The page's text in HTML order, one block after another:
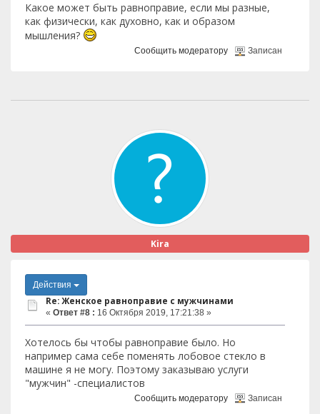
Какое может быть равноправие, если мы разные,
как физически, как духовно, как и образом
мышления?
Сообщить модератору Записан
Kira
Действия
Re: Женское равноправие с мужчинами
« Ответ #8 : 16 Октября 2019, 17:21:38 »
Хотелось бы чтобы равноправие было. Но
например сама себе поменять лобовое стекло в
машине я не могу. Поэтому заказываю услуги
"мужчин" -специалистов
Сообщить модератору Записан